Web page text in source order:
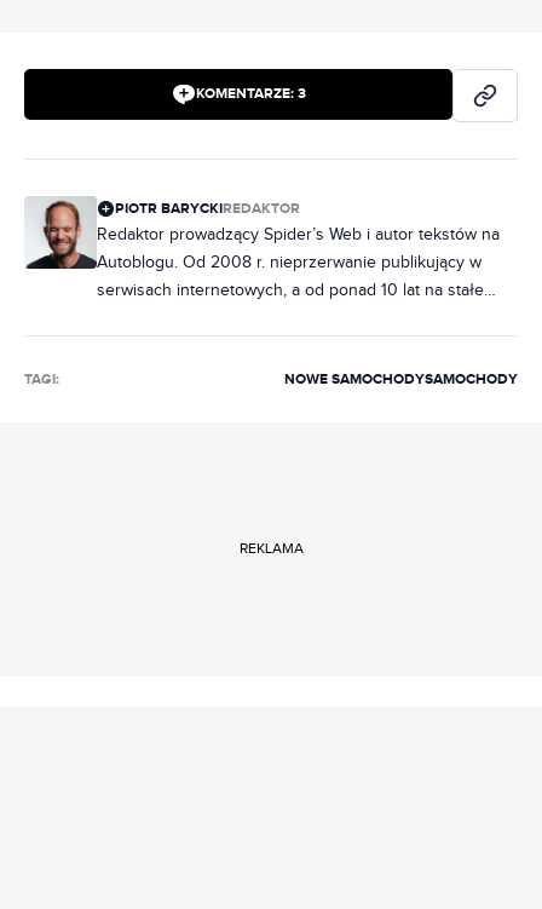
KOMENTARZE: 3
PIOTR BARYCKIREDAKTOR
Redaktor prowadzący Spider’s Web i autor tekstów na
Autoblogu. Od 2008 r. nieprzerwanie publikujący w
serwisach internetowych, a od ponad 10 lat na stałe
motoryzacji i… rowerach. Do tej pory napisał setki
TAGI: NOWE SAMOCHODYSAMOCHODY
REKLAMA